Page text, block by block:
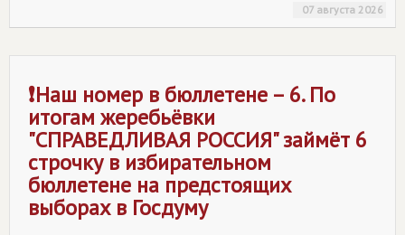
07 августа 2026
❗Наш номер в бюллетене – 6. По
итогам жеребьёвки
"СПРАВЕДЛИВАЯ РОССИЯ" займёт 6
строчку в избирательном
бюллетене на предстоящих
выборах в Госдуму